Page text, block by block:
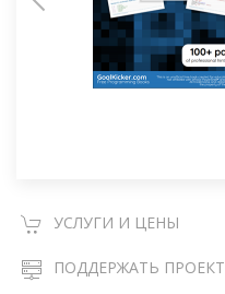
УСЛУГИ И ЦЕНЫ
ПОДДЕРЖАТЬ ПРОЕКТ